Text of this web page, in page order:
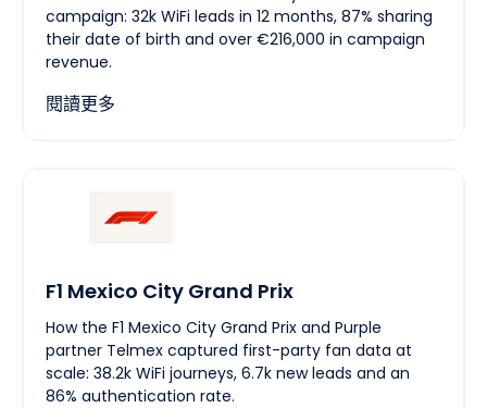
campaign: 32k WiFi leads in 12 months, 87% sharing
their date of birth and over €216,000 in campaign
revenue.
閱讀更多
F1 Mexico City Grand Prix
How the F1 Mexico City Grand Prix and Purple
partner Telmex captured first-party fan data at
scale: 38.2k WiFi journeys, 6.7k new leads and an
86% authentication rate.